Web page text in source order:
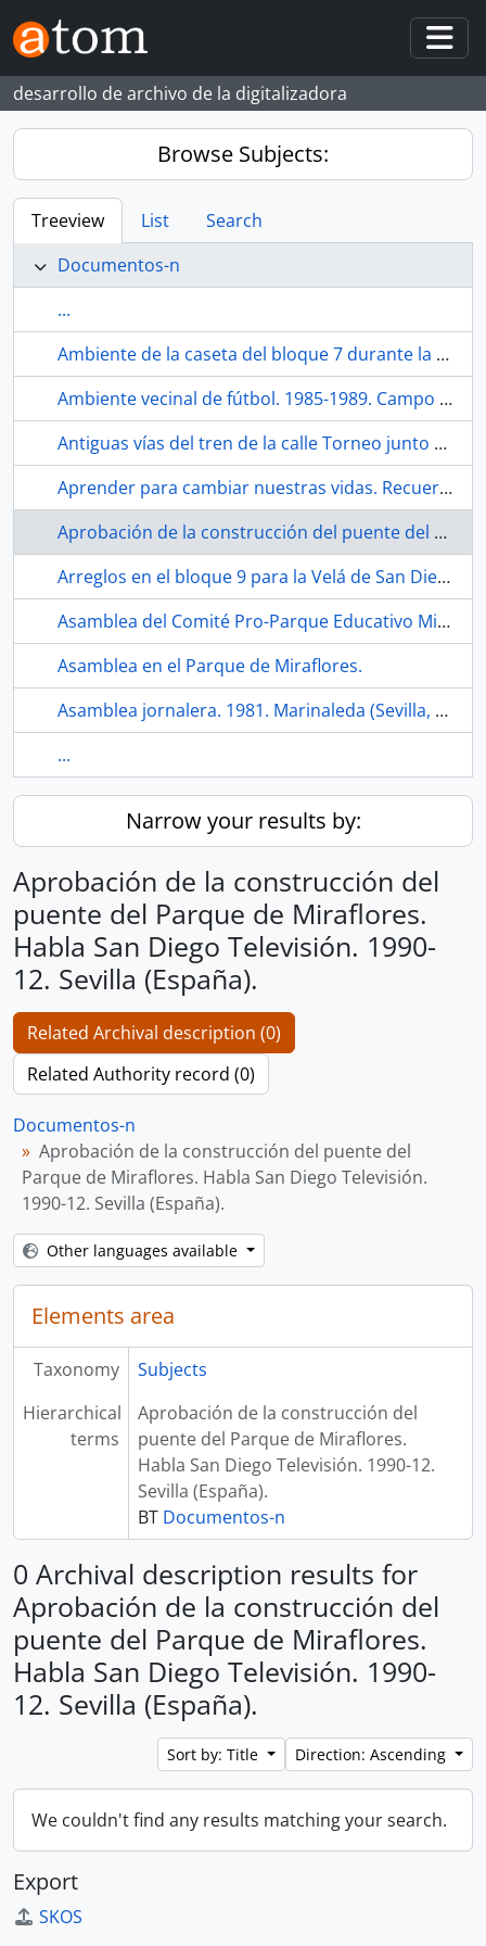
Skip to main content
desarrollo de archivo de la digitalizadora
Browse Subjects:
Treeview List
Search
Documentos-n
...
Ambiente de la caseta del bloque 7 durante la velá de San Diego de 1996. Sevilla (España).
Ambiente vecinal de fútbol. 1985-1989. Campo de fútbol de La Bachillera (Sevilla, España)
Antiguas vías del tren de la calle Torneo junto al barrio de la Bachillera. Hacia 1987. Sevilla (España.).
Aprender para cambiar nuestras vidas. Recuerdos de la educación de adultos en los barrios de San Diego y Los Carteros. 2021. Sevilla (España).
Aprobación de la construcción del puente del Parque de Miraflores. Habla San Diego Televisión. 1990-12. Sevilla (España).
Arreglos en el bloque 9 para la Velá de San Diego de 1990. Sevilla (España).
Asamblea del Comité Pro-Parque Educativo Miraflores. 1991. Sevilla (España).
Asamblea en el Parque de Miraflores.
Asamblea jornalera. 1981. Marinaleda (Sevilla, España).
...
Narrow your results by:
Aprobación de la construcción del
puente del Parque de Miraflores.
Habla San Diego Televisión. 1990-
12. Sevilla (España).
Related Archival description (0)
Related Authority record (0)
Documentos-n
Aprobación de la construcción del puente del
Parque de Miraflores. Habla San Diego Televisión.
1990-12. Sevilla (España).
Other languages available
Elements area
Taxonomy
Subjects
Hierarchical
terms
Aprobación de la construcción del
puente del Parque de Miraflores.
Habla San Diego Televisión. 1990-12.
Sevilla (España).
BT Documentos-n
0 Archival description results for
Aprobación de la construcción del
puente del Parque de Miraflores.
Habla San Diego Televisión. 1990-
12. Sevilla (España).
Sort by: Title Direction: Ascending
We couldn't find any results matching your search.
Export
SKOS